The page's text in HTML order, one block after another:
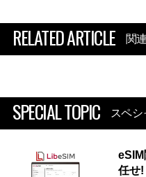
RELATED ARTICLE 関
SPECIAL TOPIC スペシ
任せ